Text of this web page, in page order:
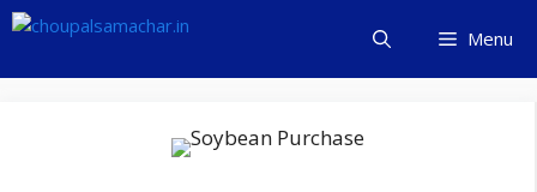
Skip
content
Menu